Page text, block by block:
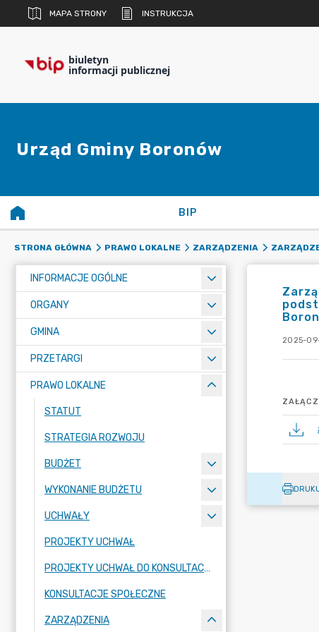
MAPA STRONY INSTRUKCJA
biuletyn
informacji publicznej
Urząd Gminy Boronów
BIP
STRONA GŁÓWNA PRAWO LOKALNE ZARZĄDZENIA
INFORMACJE OGÓLNE
ORGANY
GMINA
PRZETARGI
PRAWO LOKALNE
STATUT
STRATEGIA ROZWOJU
BUDŻET
WYKONANIE BUDŻETU
UCHWAŁY
PROJEKTY UCHWAŁ
PROJEKTY UCHWAŁ DO KONSULTACJI
KONSULTACJE SPOŁECZNE
ZARZĄDZENIA
2025-